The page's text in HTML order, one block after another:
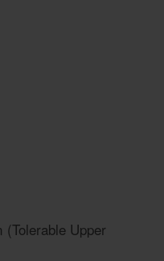
Upper